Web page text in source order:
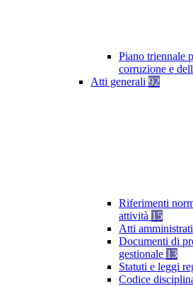
Piano triennale
corruzione e
Atti generali 92
Riferimenti
attività 15
Atti
Documenti di
gestionale 13
Statuti e leggi
Codice